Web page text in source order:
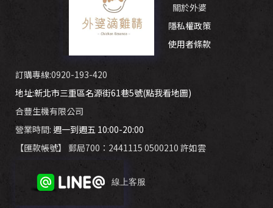
關於外婆
隱私權政策
使用者條款
訂購專線:0920-193-420
地址:新北市三重區名源街61巷5號(點我看地圖)
合豐生機有限公司
營業時間: 週一到週五 10:00-20:00
【匯款帳號】 郵局700：2441115 0500210 許如雲
線上客服